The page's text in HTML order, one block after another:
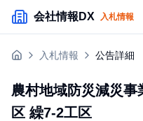
メインコンテンツにスキップ
会社情報DX 入札情報
入札情報入札情報 公告詳細
農村地域防災減災
区 繰7-2工区